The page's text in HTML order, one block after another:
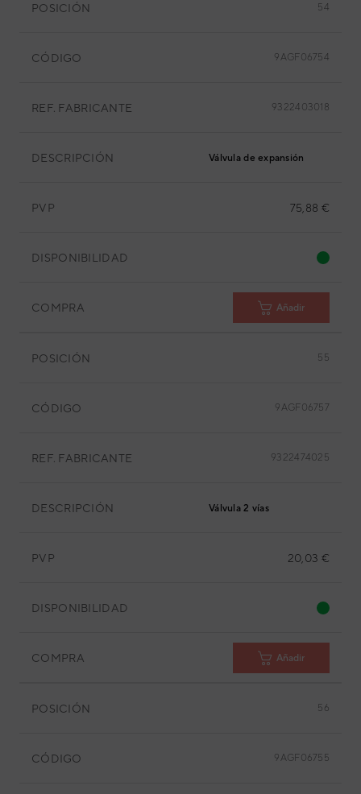
POSICIÓN 54
CÓDIGO 9AGF06754
REF. FABRICANTE 9322403018
DESCRIPCIÓN Válvula de expansión
PVP 75,88 €
DISPONIBILIDAD
COMPRA Añadir
POSICIÓN 55
CÓDIGO 9AGF06757
REF. FABRICANTE 9322474025
DESCRIPCIÓN Válvula 2 vías
PVP 20,03 €
DISPONIBILIDAD
COMPRA Añadir
POSICIÓN 56
CÓDIGO 9AGF06755